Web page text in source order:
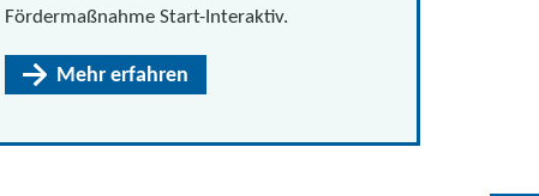
Fördermaßnahme Start-Interaktiv.
Mehr erfahren